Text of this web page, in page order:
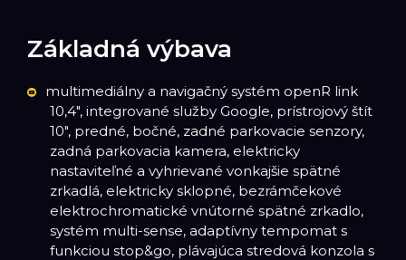
Základná výbava
multimediálny a navigačný systém openR link
10,4", integrované služby Google, prístrojový štít
10", predné, bočné, zadné parkovacie senzory,
zadná parkovacia kamera, elektricky
nastaviteľné a vyhrievané vonkajšie spätné
zrkadlá, elektricky sklopné, bezrámčekové
elektrochromatické vnútorné spätné zrkadlo,
systém multi-sense, adaptívny tempomat s
funkciou stop&go, plávajúca stredová konzola s